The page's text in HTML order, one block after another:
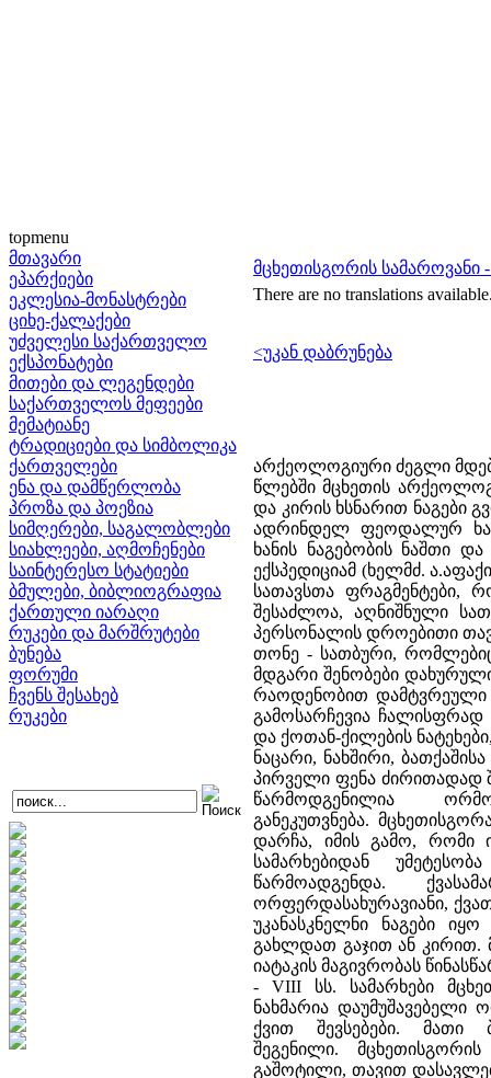
topmenu
მთავარი
ეპარქიები
ეკლესია-მონასტრები
ციხე-ქალაქები
უძველესი საქართველო
ექსპონატები
მითები და ლეგენდები
საქართველოს მეფეები
მემატიანე
ტრადიციები და სიმბოლიკა
ქართველები
ენა და დამწერლობა
პროზა და პოეზია
სიმღერები, საგალობლები
სიახლეები, აღმოჩენები
საინტერესო სტატიები
ბმულები, ბიბლიოგრაფია
ქართული იარაღი
რუკები და მარშრუტები
ბუნება
ფორუმი
ჩვენს შესახებ
რუკები
მცხეთისგორის
There are no translations
<უკან დაბრუნება
არქეოლოგიური ძეგლი
წლებში მცხეთის
და კირის ხსნარით ნაგები
ადრინდელ ფეოდალურ
ხანის ნაგებობის ნაშთი
ექსპედიციამ (ხელმძ.
სათავსთა ფრაგმენტები,
შესაძლოა, აღნიშნული
პერსონალის დროებითი
თონე - სათბური,
მდგარი შენობები
რაოდენობით დამტვრეული
გამოსარჩევია ჩალისფრად
და ქოთან-ქილების
ნაცარი, ნახშირი,
პირველი ფენა ძირითადად
წარმოდგენილია
განეკუთვნება.
დარჩა, იმის გამო, რომი
სამარხებიდან
წარმოადგენდა.
ორფერდასახურავიანი,
უკანასკნელნი ნაგები
გახლდათ გაჯით ან კირით.
იატაკის მაგივრობას
- VIII სს. სამარხები
ნახმარია დაუმუშავებელი
ქვით შევსებები. მათი
შეგენილი.
გაშოტილი, თავით